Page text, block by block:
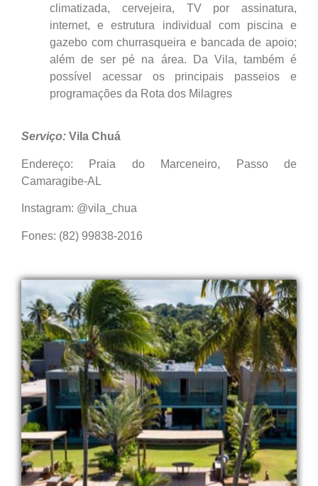
climatizada, cervejeira, TV por assinatura,
internet, e estrutura individual com piscina e
gazebo com churrasqueira e bancada de apoio;
além de ser pé na área. Da Vila, também é
possível acessar os principais passeios e
programações da Rota dos Milagres
Serviço: Vila Chuá
Endereço: Praia do Marceneiro, Passo de
Camaragibe-AL
Instagram: @vila_chua
Fones: (82) 99838-2016